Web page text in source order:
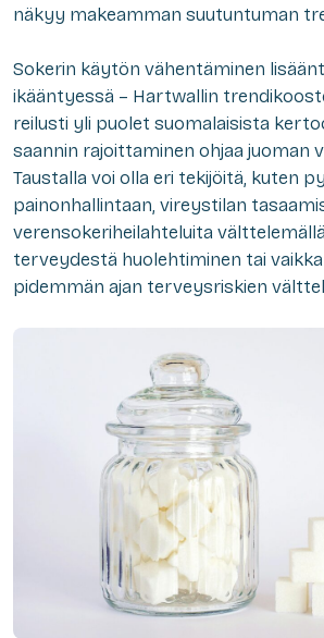
näkyy makeamman suutuntuman
Sokerin käytön vähentäminen
ikääntyessä – Hartwallin
reilusti yli puolet suomalaisista
saannin rajoittaminen ohjaa juoman
Taustalla voi olla eri tekijöitä, kuten
painonhallintaan, vireystilan
verensokeriheilahteluita
terveydestä huolehtiminen tai
pidemmän ajan terveysriskien